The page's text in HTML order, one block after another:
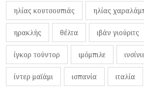
ηλίας κουτσουπιάς ηλίας
ηρακλής θέλτα ιβάν γιούριτς
ίγκορ τούντορ ιμόμπιλε
ίντερ μαϊάμι ισπανία ιταλία